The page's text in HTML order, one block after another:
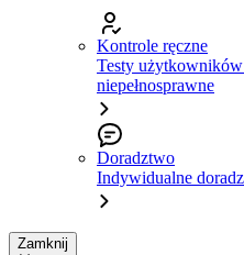
Kontrole ręczne
Testy
niepełnosprawne
Doradztwo
Indywidualne
Zamknij